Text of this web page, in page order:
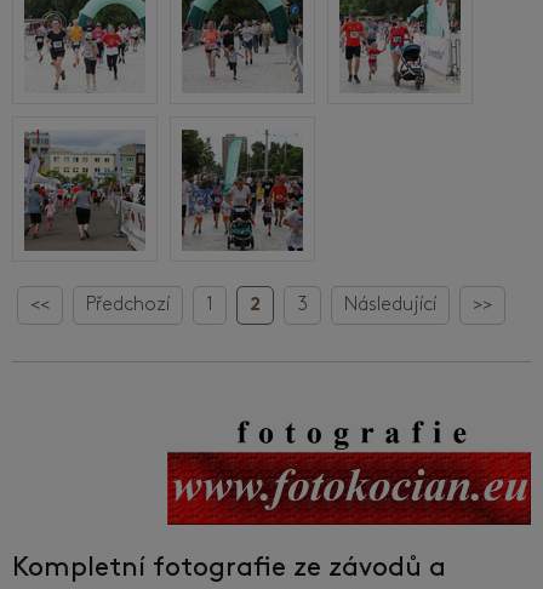
<< Předchozí 1 2 3 Následující >>
Kompletní fotografie ze závodů a